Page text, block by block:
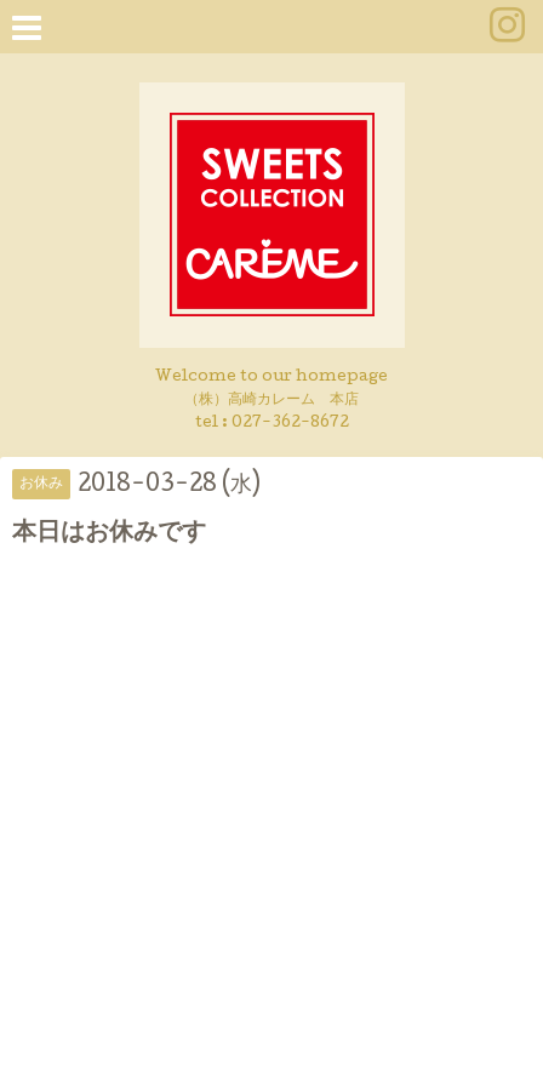
Welcome to our homepage
（株）高崎カレーム 本店
tel : 027-362-8672
お休み 2018-03-28 (水)
本日はお休みです